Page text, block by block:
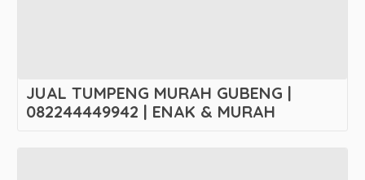
JUAL TUMPENG MURAH GUBENG |
082244449942 | ENAK & MURAH